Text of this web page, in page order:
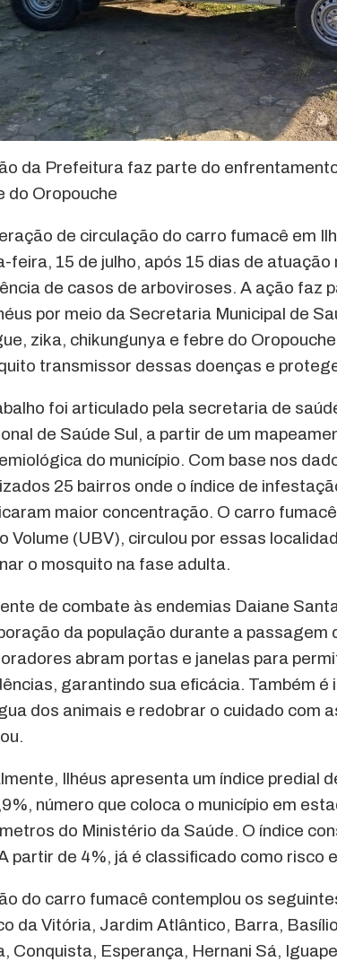
da Prefeitura faz parte do
do Oropouche
de circulação do carro fumacê em
feira, 15 de julho, após 15 dias de atuação
de casos de arboviroses. A ação faz
por meio da Secretaria Municipal de
zika, chikungunya e febre do
transmissor dessas doenças e
foi articulado pela secretaria de
de Saúde Sul, a partir de um
do município. Com base nos
25 bairros onde o índice de
maior concentração. O carro
Volume (UBV), circulou por essas
o mosquito na fase adulta.
de combate às endemias Daiane
da população durante a passagem
abram portas e janelas para
garantindo sua eficácia. Também
dos animais e redobrar o cuidado com
Ilhéus apresenta um índice predial
número que coloca o município em
do Ministério da Saúde. O índice
partir de 4%, já é classificado como risco
do carro fumacê contemplou os
da Vitória, Jardim Atlântico, Barra,
Conquista, Esperança, Hernani Sá,